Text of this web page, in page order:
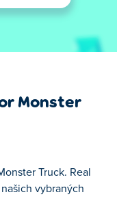
Monster
Truck. Real
vybraných